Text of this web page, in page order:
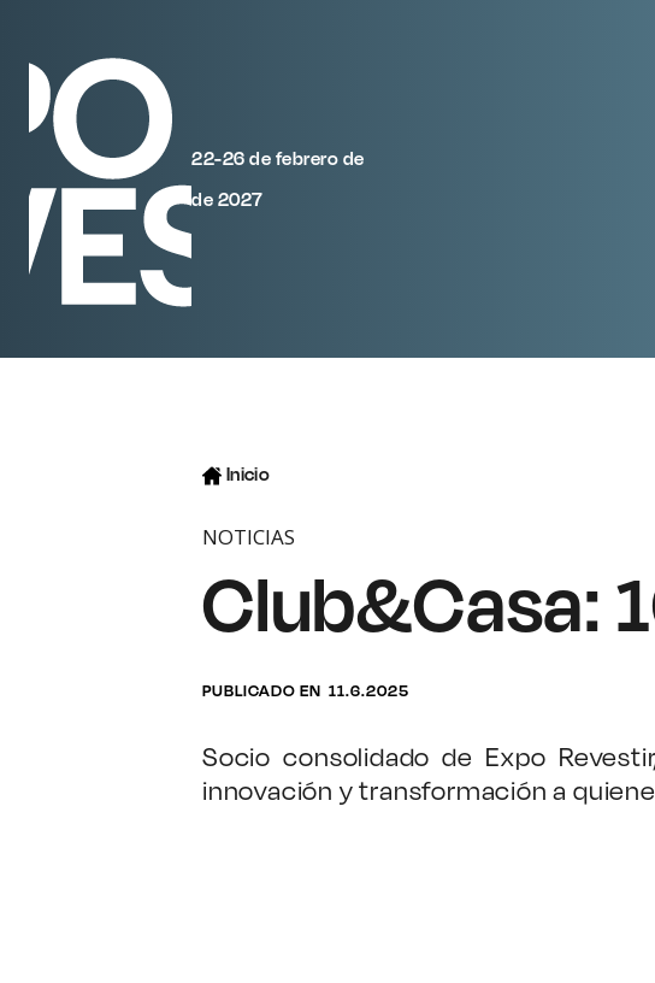
22-26 de febrero de
de 2027
Inicio
NOTICIAS
Club&Casa:
PUBLICADO EN 11.6.2025
Socio consolidado de Expo
innovación y transformación a